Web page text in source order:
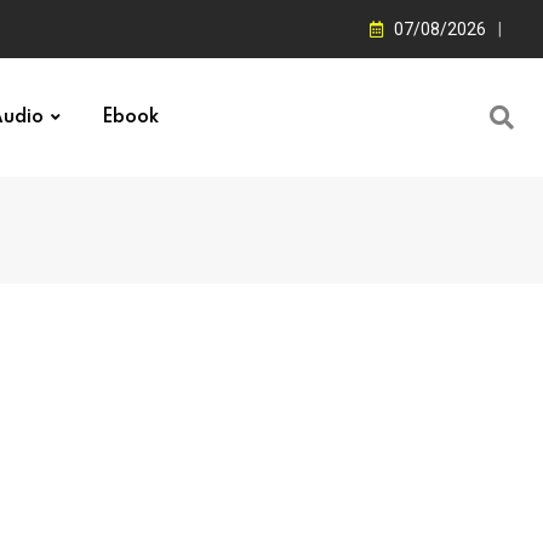
07/08/2026
Ebook